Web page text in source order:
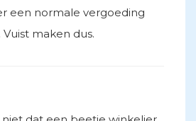
een normale vergoeding
maken dus.